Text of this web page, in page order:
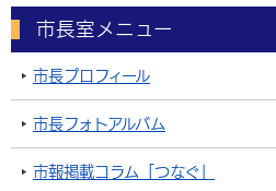
市長室メニュー
市長プロフィール
市長フォトアルバム
市報掲載コラム「つなぐ」